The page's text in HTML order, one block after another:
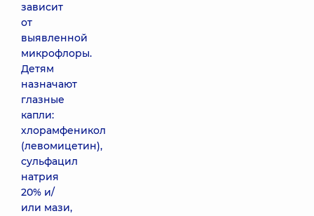
зависит
от
выявленной
микрофлоры.
Детям
назначают
глазные
капли:
хлорамфеникол
(левомицетин),
сульфацил
натрия
20% и/
или мази,